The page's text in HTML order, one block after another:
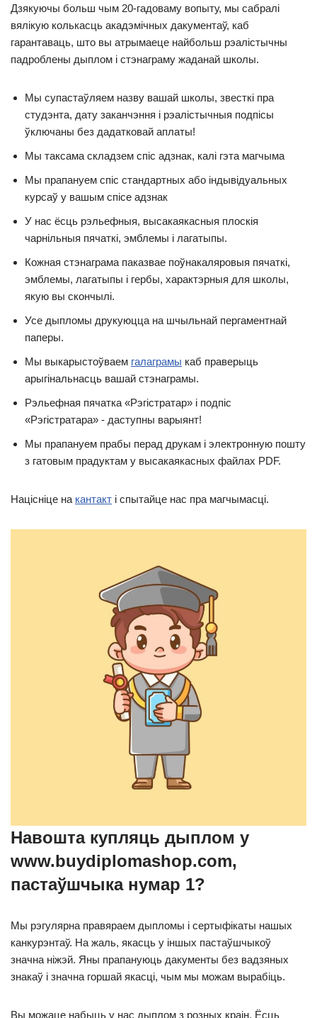
Дзякуючы больш чым 20-гадоваму вопыту, мы сабралі
вялікую колькасць акадэмічных дакументаў, каб
гарантаваць, што вы атрымаеце найбольш рэалістычны
падроблены дыплом і стэнаграму жаданай школы.
Мы супастаўляем назву вашай школы, звесткі пра
студэнта, дату заканчэння і рэалістычныя подпісы
ўключаны без дадатковай аплаты!
Мы таксама складзем спіс адзнак, калі гэта магчыма
Мы прапануем спіс стандартных або індывідуальных
курсаў у вашым спісе адзнак
У нас ёсць рэльефныя, высакаякасныя плоскія
чарнільныя пячаткі, эмблемы і лагатыпы.
Кожная стэнаграма паказвае поўнакаляровыя пячаткі,
эмблемы, лагатыпы і гербы, характэрныя для школы,
якую вы скончылі.
Усе дыпломы друкуюцца на шчыльнай пергаментнай
паперы.
Мы выкарыстоўваем галаграмы каб праверыць
арыгінальнасць вашай стэнаграмы.
Рэльефная пячатка «Рэгістратар» і подпіс
«Рэгістратара» - даступны варыянт!
Мы прапануем прабы перад друкам і электронную пошту
з гатовым прадуктам у высакаякасных файлах PDF.
Націсніце на кантакт і спытайце нас пра магчымасці.
Навошта купляць дыплом у
www.buydiplomashop.com,
пастаўшчыка нумар 1?
Мы рэгулярна правяраем дыпломы і сертыфікаты нашых
канкурэнтаў. На жаль, якасць у іншых пастаўшчыкоў
значна ніжэй. Яны прапануюць дакументы без вадзяных
знакаў і значна горшай якасці, чым мы можам вырабіць.
Вы можаце набыць у нас дыплом з розных краін. Ёсць